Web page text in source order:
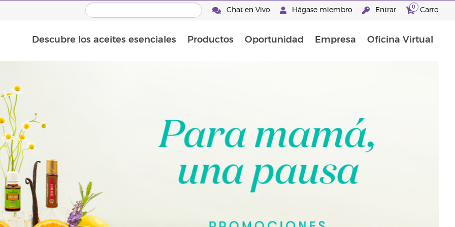
Chat en Vivo Hágase miembro Entrar 0 Carro
Descubre los aceites esenciales Productos Oportunidad Empresa Oficina Virtual